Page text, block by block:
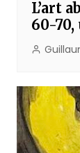
L’art
60-